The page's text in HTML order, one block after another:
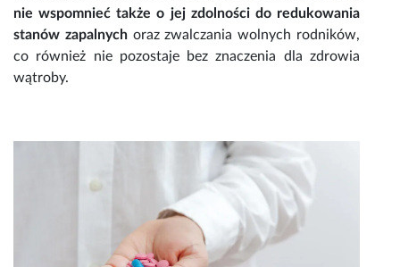
nie wspomnieć także o jej zdolności do redukowania
stanów zapalnychoraz zwalczania wolnych rodników,
co również nie pozostaje bez znaczenia dla zdrowia
wątroby.